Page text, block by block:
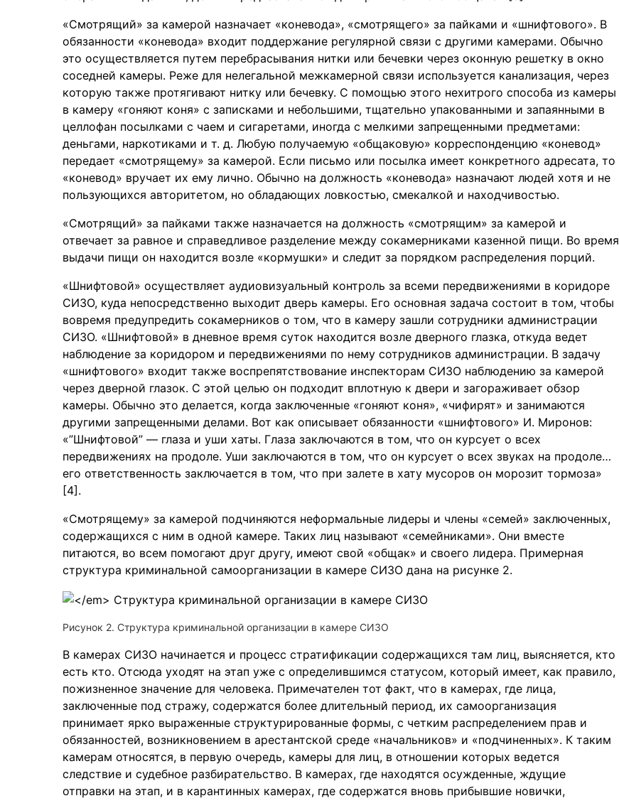
«Смотрящий» за камерой назначает «коневода», «смотрящего» за пайками и «шнифтового». В
обязанности «коневода» входит поддержание регулярной связи с другими камерами. Обычно
это осуществляется путем перебрасывания нитки или бечевки через оконную решетку в окно
соседней камеры. Реже для нелегальной межкамерной связи используется канализация, через
которую также протягивают нитку или бечевку. С помощью этого нехитрого способа из камеры
в камеру «гоняют коня» с записками и небольшими, тщательно упакованными и запаянными в
целлофан посылками с чаем и сигаретами, иногда с мелкими запрещенными предметами:
деньгами, наркотиками и т. д. Любую получаемую «общаковую» корреспонденцию «коневод»
передает «смотрящему» за камерой. Если письмо или посылка имеет конкретного адресата, то
«коневод» вручает их ему лично. Обычно на должность «коневода» назначают людей хотя и не
пользующихся авторитетом, но обладающих ловкостью, смекалкой и находчивостью.
«Смотрящий» за пайками также назначается на должность «смотрящим» за камерой и
отвечает за равное и справедливое разделение между сокамерниками казенной пищи. Во время
выдачи пищи он находится возле «кормушки» и следит за порядком распределения порций.
«Шнифтовой» осуществляет аудиовизуальный контроль за всеми передвижениями в коридоре
СИЗО, куда непосредственно выходит дверь камеры. Его основная задача состоит в том, чтобы
вовремя предупредить сокамерников о том, что в камеру зашли сотрудники администрации
СИЗО. «Шнифтовой» в дневное время суток находится возле дверного глазка, откуда ведет
наблюдение за коридором и передвижениями по нему сотрудников администрации. В задачу
«шнифтового» входит также воспрепятствование инспекторам СИЗО наблюдению за камерой
через дверной глазок. С этой целью он подходит вплотную к двери и загораживает обзор
камеры. Обычно это делается, когда заключенные «гоняют коня», «чифирят» и занимаются
другими запрещенными делами. Вот как описывает обязанности «шнифтового» И. Миронов:
«”Шнифтовой” — глаза и уши хаты. Глаза заключаются в том, что он курсует о всех
передвижениях на продоле. Уши заключаются в том, что он курсует о всех звуках на продоле…
его ответственность заключается в том, что при залете в хату мусоров он морозит тормоза»
[4].
«Смотрящему» за камерой подчиняются неформальные лидеры и члены «семей» заключенных,
содержащихся с ним в одной камере. Таких лиц называют «семейниками». Они вместе
питаются, во всем помогают друг другу, имеют свой «общак» и своего лидера. Примерная
структура криминальной самоорганизации в камере СИЗО дана на рисунке 2.
Рисунок 2. Структура криминальной организации в камере СИЗО
В камерах СИЗО начинается и процесс стратификации содержащихся там лиц, выясняется, кто
есть кто. Отсюда уходят на этап уже с определившимся статусом, который имеет, как правило,
пожизненное значение для человека. Примечателен тот факт, что в камерах, где лица,
заключенные под стражу, содержатся более длительный период, их самоорганизация
принимает ярко выраженные структурированные формы, с четким распределением прав и
обязанностей, возникновением в арестантской среде «начальников» и «подчиненных». К таким
камерам относятся, в первую очередь, камеры для лиц, в отношении которых ведется
следствие и судебное разбирательство. В камерах, где находятся осужденные, ждущие
отправки на этап, и в карантинных камерах, где содержатся вновь прибывшие новички,